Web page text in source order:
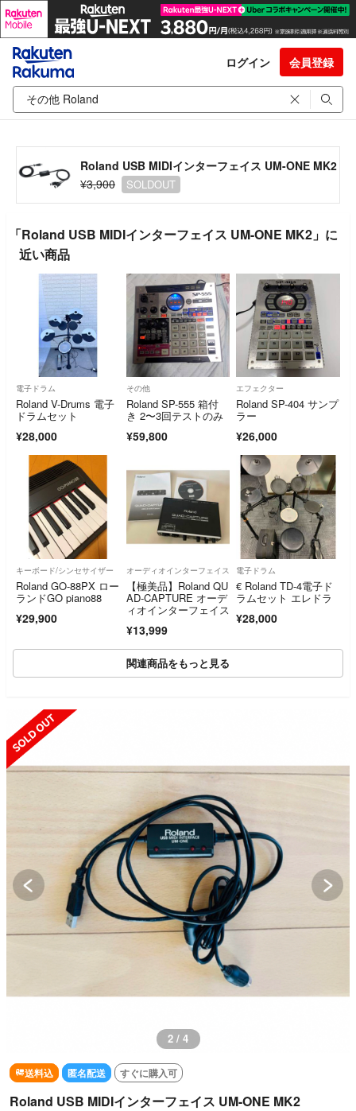
ログイン 会員登録
Roland USB MIDIインターフェイス UM-ONE MK2
¥3,900
SOLDOUT
「Roland USB MIDIインターフェイス UM-ONE MK2」に
近い商品
電子ドラム
Roland V-Drums 電子
ドラムセット
¥28,000
その他
Roland SP-555 箱付
き 2〜3回テストのみ
¥59,800
エフェクター
Roland SP-404 サンプ
ラー
¥26,000
キーボード/シンセサイザー
Roland GO-88PX ロー
ランドGO piano88
¥29,900
オーディオインターフェイス
【極美品】Roland QU
AD-CAPTURE オーデ
ィオインターフェイス
¥13,999
電子ドラム
€ Roland TD-4電子ド
ラムセット エレドラ
¥28,000
関連商品をもっと見る
2 / 4
送料込 匿名配送 すぐに購入可
Roland USB MIDIインターフェイス UM-ONE MK2